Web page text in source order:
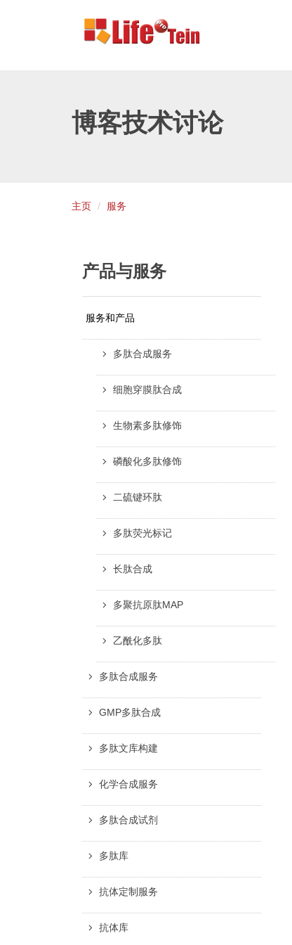
博客技术讨论
主页 服务
产品与服务
服务和产品
多肽合成服务
细胞穿膜肽合成
生物素多肽修饰
磷酸化多肽修饰
二硫键环肽
多肽荧光标记
长肽合成
多聚抗原肽MAP
乙酰化多肽
多肽合成服务
GMP多肽合成
多肽文库构建
化学合成服务
多肽合成试剂
多肽库
抗体定制服务
抗体库